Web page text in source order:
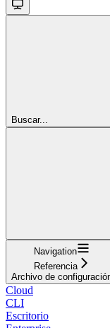
Buscar...
Navigation
Referencia
Archivo de
Cloud
CLI
Escritorio